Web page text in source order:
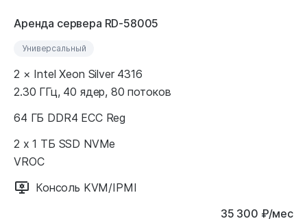
Аренда сервера RD-58005
Универсальный
2 × Intel Xeon Silver 4316
2.30 ГГц, 40 ядер, 80 потоков
64 ГБ DDR4 ECC Reg
2 x 1 ТБ SSD NVMe
VROC
Консоль KVM/IPMI
35 300 ₽/мес